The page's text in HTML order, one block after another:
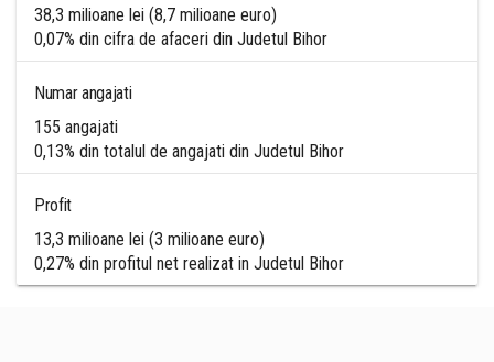
38,3 milioane lei (8,7 milioane euro)
0,07% din cifra de afaceri din Judetul Bihor
Numar angajati
155 angajati
0,13% din totalul de angajati din Judetul Bihor
Profit
13,3 milioane lei (3 milioane euro)
0,27% din profitul net realizat in Judetul Bihor